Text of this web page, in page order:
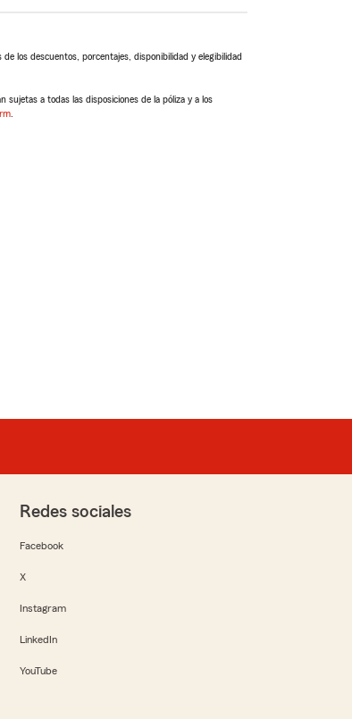
los descuentos, porcentajes, disponibilidad y elegibilidad
a todas las disposiciones de la póliza y a los
Redes sociales
Facebook
X
Instagram
LinkedIn
YouTube